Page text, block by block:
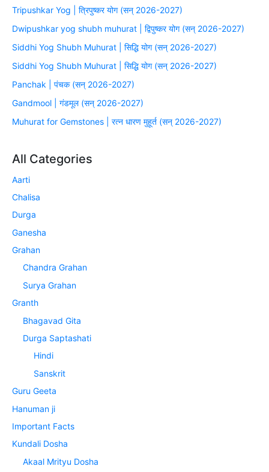
Tripushkar Yog | त्रिपुष्कर योग (सन् 2026-2027)
Dwipushkar yog shubh muhurat | द्विपुष्कर योग (सन् 2026-2027)
Siddhi Yog Shubh Muhurat | सिद्धि योग (सन् 2026-2027)
Siddhi Yog Shubh Muhurat | सिद्धि योग (सन् 2026-2027)
Panchak | पंचक (सन् 2026-2027)
Gandmool | गंडमूल (सन् 2026-2027)
Muhurat for Gemstones | रत्न धारण मुहूर्त (सन् 2026-2027)
All Categories
Aarti
Chalisa
Durga
Ganesha
Grahan
Chandra Grahan
Surya Grahan
Granth
Bhagavad Gita
Durga Saptashati
Hindi
Sanskrit
Guru Geeta
Hanuman ji
Important Facts
Kundali Dosha
Akaal Mrityu Dosha